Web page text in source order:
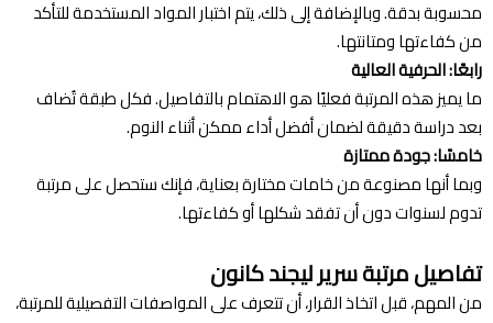
محسوبة بدقة. وبالإضافة إلى ذلك، يتم اختبار المواد المستخدمة للتأكد
من كفاءتها ومتانتها.
رابعًا: الحرفية العالية
ما يميز هذه المرتبة فعليًا هو الاهتمام بالتفاصيل. فكل طبقة تُضاف
بعد دراسة دقيقة لضمان أفضل أداء ممكن أثناء النوم.
خامسًا: جودة ممتازة
وبما أنها مصنوعة من خامات مختارة بعناية، فإنك ستحصل على مرتبة
تدوم لسنوات دون أن تفقد شكلها أو كفاءتها.
تفاصيل مرتبة سرير ليجند كانون
من المهم، قبل اتخاذ القرار، أن تتعرف على المواصفات التفصيلية للمرتبة،